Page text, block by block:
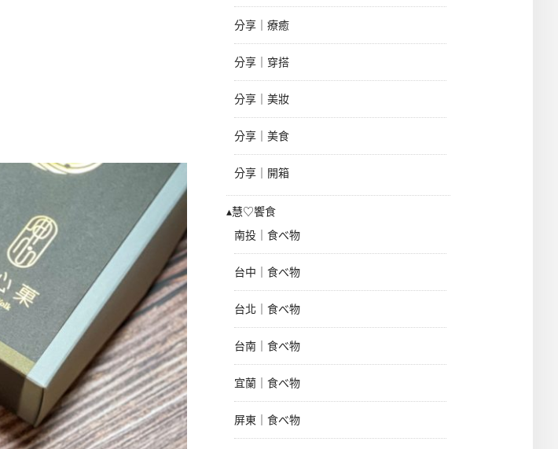
分享｜療癒
分享｜穿搭
分享｜美妝
分享｜美食
分享｜開箱
▴慧♡饗食
南投｜食べ物
台中｜食べ物
台北｜食べ物
台南｜食べ物
宜蘭｜食べ物
屏東｜食べ物